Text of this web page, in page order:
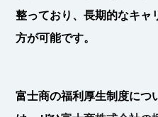
整っており、長期的なキャ
方が可能です。
富士商の福利厚生制度につ